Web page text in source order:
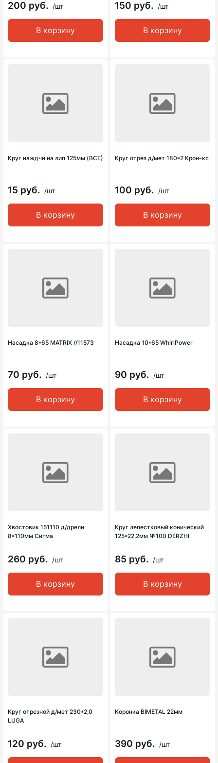
200 руб. /шт
В корзину
150 руб. /шт
В корзину
Круг наждчн на лип 125мм (ВСЕ)
15 руб. /шт
В корзину
Круг отрез д/мет 180*2 Крон-кс
100 руб. /шт
В корзину
Насадка 8*65 MATRIX //11573
70 руб. /шт
В корзину
Насадка 10*65 WhirlPower
90 руб. /шт
В корзину
Хвостовик 151110 д/дрели
8*110мм Сигма
260 руб. /шт
В корзину
Круг лепестковый конический
125*22,2мм №100 DERZHI
85 руб. /шт
В корзину
Круг отрезной д/мет 230*2,0
LUGA
120 руб. /шт
Коронка BIMETAL 22мм
390 руб. /шт